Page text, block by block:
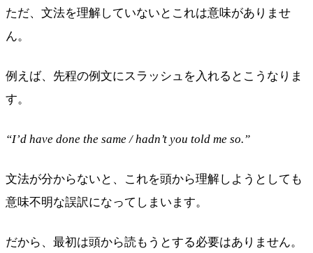
ただ、文法を理解していないとこれは意味がありませ
ん。
例えば、先程の例文にスラッシュを入れるとこうなりま
す。
“I’d have done the same / hadn’t you told me so.”
文法が分からないと、これを頭から理解しようとしても
意味不明な誤訳になってしまいます。
だから、最初は頭から読もうとする必要はありません。